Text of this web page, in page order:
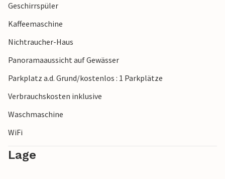
Geschirrspüler
Kaffeemaschine
Nichtraucher-Haus
Panoramaaussicht auf Gewässer
Parkplatz a.d. Grund/kostenlos : 1 Parkplätze
Verbrauchskosten inklusive
Waschmaschine
WiFi
Lage